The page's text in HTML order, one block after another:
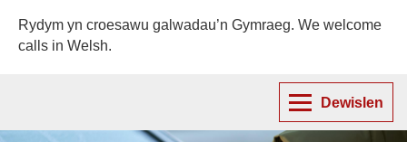
Rydym yn croesawu galwadau’n Gymraeg. We welcome
calls in Welsh.
Dewislen